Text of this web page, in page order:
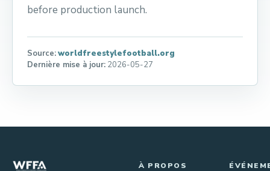
before production launch.
Source:worldfreestylefootball.org
Dernière mise à jour: 2026-05-27
À PROPOS